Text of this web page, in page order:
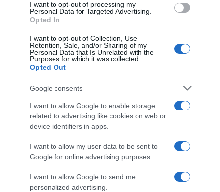
I want to opt-out of processing my
Personal Data for Targeted Advertising.
Opted In
I want to opt-out of Collection, Use,
Retention, Sale, and/or Sharing of my
Personal Data that Is Unrelated with the
Purposes for which it was collected.
Opted Out
Google consents
I want to allow Google to enable storage
related to advertising like cookies on web or
device identifiers in apps.
I want to allow my user data to be sent to
Google for online advertising purposes.
I want to allow Google to send me
personalized advertising.
Sigue leyendo
EUROPA